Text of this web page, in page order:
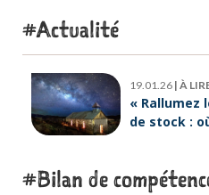
Actualité
19.01.26 | À
« Rallumez
de stock :
Bilan de